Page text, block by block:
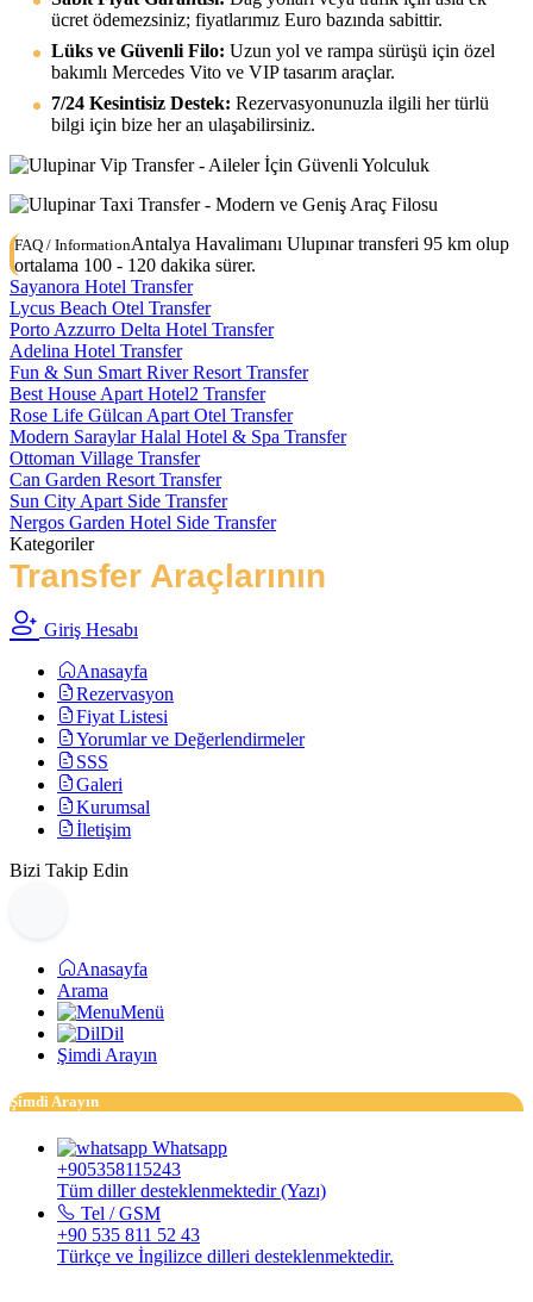
ücret ödemezsiniz; fiyatlarımız Euro bazında sabittir.
Lüks ve Güvenli Filo: Uzun yol ve rampa sürüşü için özel
bakımlı Mercedes Vito ve VIP tasarım araçlar.
7/24 Kesintisiz Destek: Rezervasyonunuzla ilgili her türlü
bilgi için bize her an ulaşabilirsiniz.
FAQ / InformationAntalya Havalimanı Ulupınar transferi 95 km olup
ortalama 100 - 120 dakika sürer.
Sayanora Hotel Transfer
Lycus Beach Otel Transfer
Porto Azzurro Delta Hotel Transfer
Adelina Hotel Transfer
Fun & Sun Smart River Resort Transfer
Best House Apart Hotel2 Transfer
Rose Life Gülcan Apart Otel Transfer
Modern Saraylar Halal Hotel & Spa Transfer
Ottoman Village Transfer
Can Garden Resort Transfer
Sun City Apart Side Transfer
Nergos Garden Hotel Side Transfer
Kategoriler
Transfer Araçlarının
Giriş Hesabı
Anasayfa
Rezervasyon
Fiyat Listesi
Yorumlar ve Değerlendirmeler
SSS
Galeri
Kurumsal
İletişim
Bizi Takip Edin
Anasayfa
Arama
Menü
Dil
Şimdi Arayın
Şimdi Arayın
Whatsapp
+905358115243
Tüm diller desteklenmektedir (Yazı)
Tel / GSM
+90 535 811 52 43
Türkçe ve İngilizce dilleri desteklenmektedir.